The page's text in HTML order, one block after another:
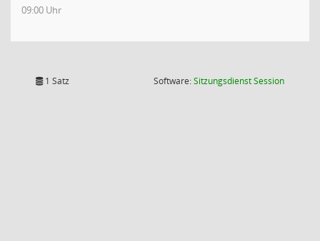
09:00 Uhr
1 Satz Software:SitzungsdienstSession(Wird in